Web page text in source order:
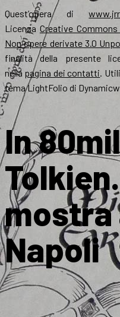
Quest’opera di
Licenza Creative
Non opere derivate 3.0
finalità della presente
nella pagina dei contatti.
tema LightFolio di
In
mostra
Napoli